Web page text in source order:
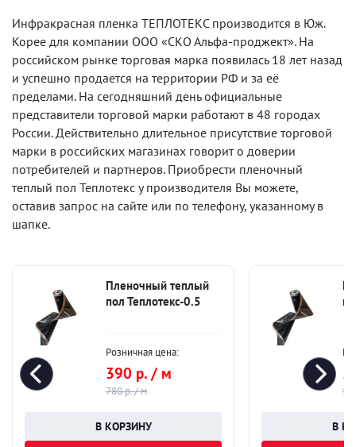
Инфракрасная пленка ТЕПЛОТЕКС производится в Юж.
Корее для компании ООО «СКО Альфа-проджект». На
российском рынке торговая марка появилась 18 лет назад
и успешно продается на территории РФ и за её
пределами. На сегодняшний день официальные
представители торговой марки работают в 48 городах
России. Действительно длительное присутствие торговой
марки в российских магазинах говорит о доверии
потребителей и партнеров. Приобрести пленочный
теплый пол Теплотекс у производителя Вы можете,
оставив запрос на сайте или по телефону, указанному в
шапке.
Пленочный теплый
пол Теплотекс-0.5
Розничная цена:
390 р. / м
780 р. / м 1